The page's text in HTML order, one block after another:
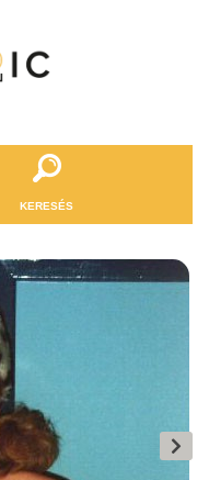
KERESÉS